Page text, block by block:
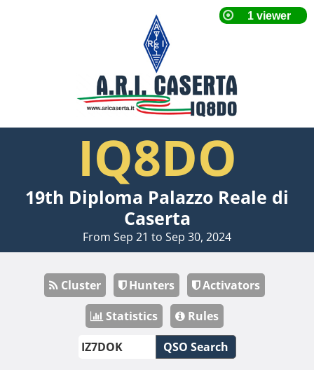
IQ8DO
19th Diploma Palazzo Reale di
Caserta
From Sep 21 to Sep 30, 2024
Cluster Hunters
Activators
Statistics
Rules
QSO Search